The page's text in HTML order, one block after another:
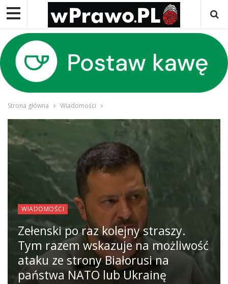
Strona główna Wiadomości
WIADOMOŚCI
Zełenski po raz kolejny straszy.
Tym razem wskazuje na możliwość
ataku ze strony Białorusi na
państwa NATO lub Ukrainę